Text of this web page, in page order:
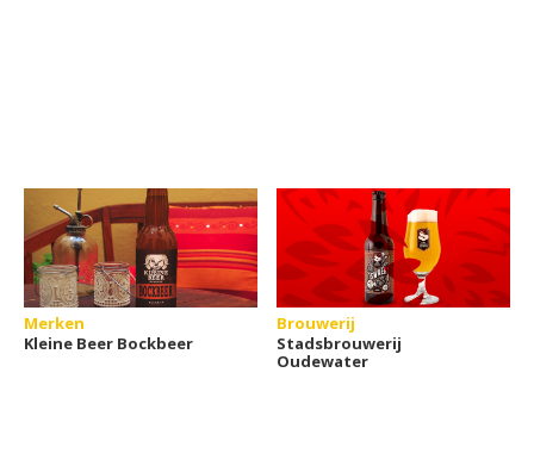
Merken
Kleine Beer Bockbeer
Brouwerij
Stadsbrouwerij
Oudewater